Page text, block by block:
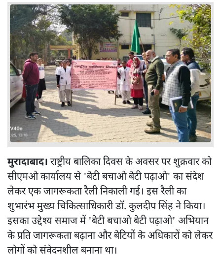
मुरादाबाद। राष्ट्रीय बालिका दिवस के अवसर पर शुक्रवार को
सीएमओ कार्यालय से 'बेटी बचाओ बेटी पढ़ाओ' का संदेश
लेकर एक जागरूकता रैली निकाली गई। इस रैली का
शुभारंभ मुख्य चिकित्साधिकारी डॉ. कुलदीप सिंह ने किया।
इसका उद्देश्य समाज में 'बेटी बचाओ बेटी पढ़ाओ' अभियान
के प्रति जागरूकता बढ़ाना और बेटियों के अधिकारों को लेकर
लोगों को संवेदनशील बनाना था।